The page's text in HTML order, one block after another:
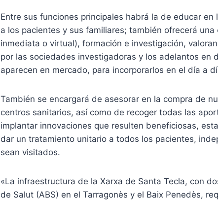
Entre sus funciones principales habrá la de educar
a los pacientes y sus familiares; también ofrecerá
inmediata o virtual), formación e investigación,
por las sociedades investigadoras y los adelantos en
aparecen en mercado, para incorporarlos en el día a
También se encargará de asesorar en la compra de
centros sanitarios, así como de recoger todas las
implantar innovaciones que resulten beneficiosas,
dar un tratamiento unitario a todos los pacientes,
sean visitados.
«La infraestructura de la Xarxa de Santa Tecla, con
de Salut (ABS) en el Tarragonès y el Baix Penedès,